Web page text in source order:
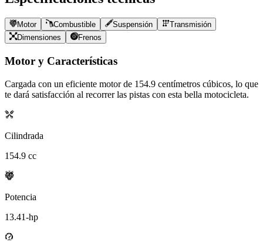
Motor Combustible Suspensión
Transmisión
Dimensiones
Frenos
Motor y Características
Cargada con un eficiente motor de 154.9 centímetros cúbicos, lo que
te dará satisfacción al recorrer las pistas con esta bella motocicleta.
Cilindrada
154.9 cc
Potencia
13.41-hp